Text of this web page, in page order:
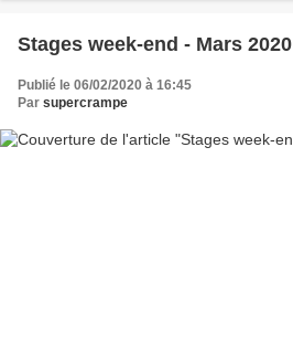
Stages week-end - Mars 2020
Publié le 06/02/2020 à 16:45
Par supercrampe